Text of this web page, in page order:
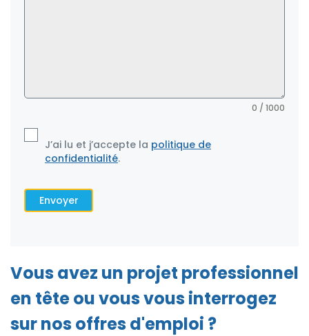
0 / 1000
J’ai lu et j’accepte la politique de
confidentialité.
Envoyer
Vous avez un projet professionnel
en tête ou vous vous interrogez
sur nos offres d'emploi ?